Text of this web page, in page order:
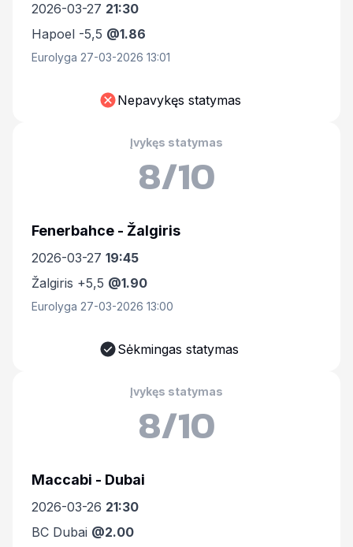
2026-03-27 21:30
Hapoel -5,5 @1.86
Eurolyga 27-03-2026 13:01
Nepavykęs statymas
Įvykęs statymas
8/10
Fenerbahce - Žalgiris
2026-03-27 19:45
Žalgiris +5,5 @1.90
Eurolyga 27-03-2026 13:00
Sėkmingas statymas
Įvykęs statymas
8/10
Maccabi - Dubai
2026-03-26 21:30
BC Dubai @2.00